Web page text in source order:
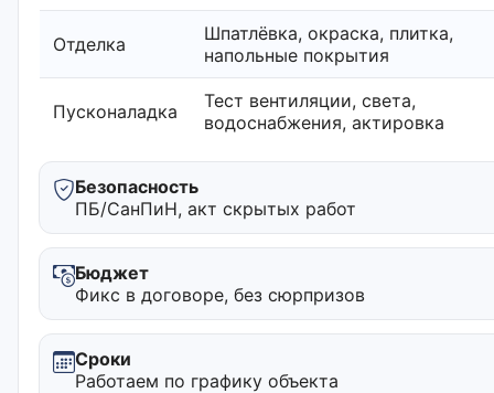
Отделка
Шпатлёвка, окраска, плитка,
напольные покрытия
Пусконаладка
Тест вентиляции, света,
водоснабжения, актировка
Безопасность
ПБ/СанПиН, акт скрытых работ
Бюджет
Фикс в договоре, без сюрпризов
Сроки
Работаем по графику объекта